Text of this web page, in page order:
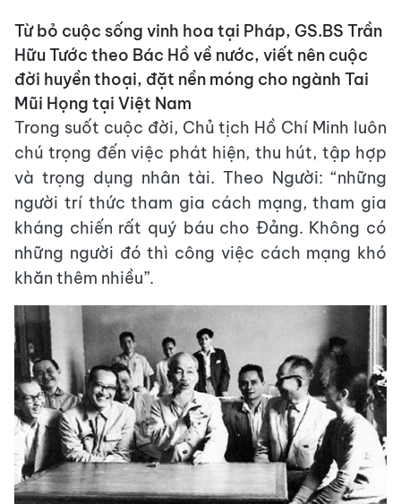
Từ bỏ cuộc sống vinh hoa tại Pháp, GS.BS Trần
Hữu Tước theo Bác Hồ về nước, viết nên cuộc
đời huyền thoại, đặt nền móng cho ngành Tai
Mũi Họng tại Việt Nam
Trong suốt cuộc đời, Chủ tịch Hồ Chí Minh luôn
chú trọng đến việc phát hiện, thu hút, tập hợp
và trọng dụng nhân tài. Theo Người: “những
người trí thức tham gia cách mạng, tham gia
kháng chiến rất quý báu cho Đảng. Không có
những người đó thì công việc cách mạng khó
khăn thêm nhiều”.